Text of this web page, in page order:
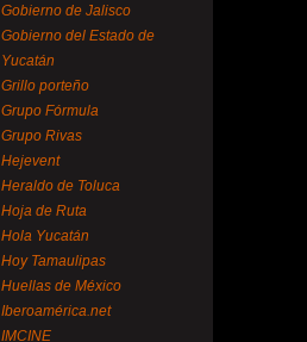
Gobierno de Jalisco
Gobierno del Estado de
Yucatán
Grillo porteño
Grupo Fórmula
Grupo Rivas
Hejevent
Heraldo de Toluca
Hoja de Ruta
Hola Yucatán
Hoy Tamaulipas
Huellas de México
Iberoamérica.net
IMCINE